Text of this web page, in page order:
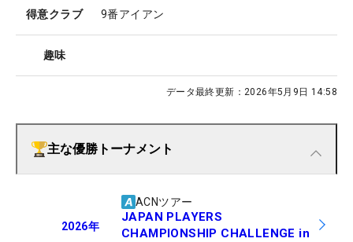
得意クラブ 9番アイアン
趣味
データ最終更新： 2026年5月9日 14:58
主な優勝トーナメント
2026年
ACNツアー
JAPAN PLAYERS
CHAMPIONSHIP CHALLENGE in